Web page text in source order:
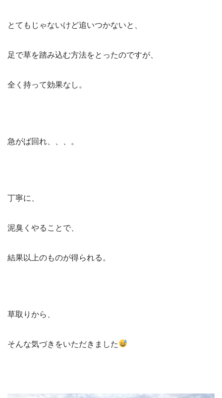
とてもじゃないけど追いつかないと、
足で草を踏み込む方法をとったのですが、
全く持って効果なし。
急がば回れ、、、。
丁寧に、
泥臭くやることで、
結果以上のものが得られる。
草取りから、
そんな気づきをいただきました